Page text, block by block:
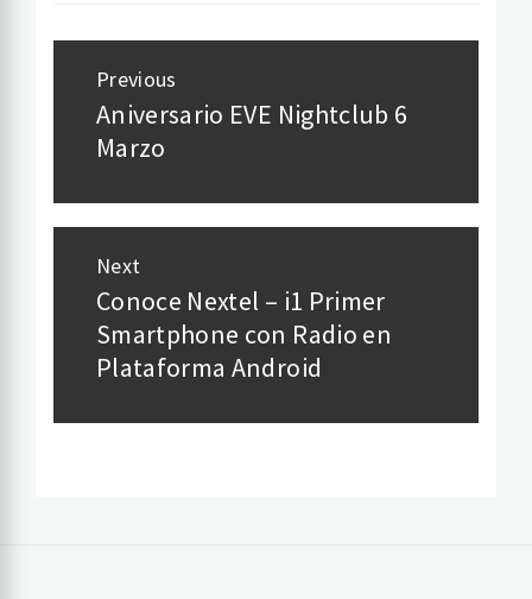
Post
navigation
Previous
Previous
post:
Aniversario EVE Nightclub 6
Marzo
Next
Next
post:
Conoce Nextel – i1 Primer
Smartphone con Radio en
Plataforma Android